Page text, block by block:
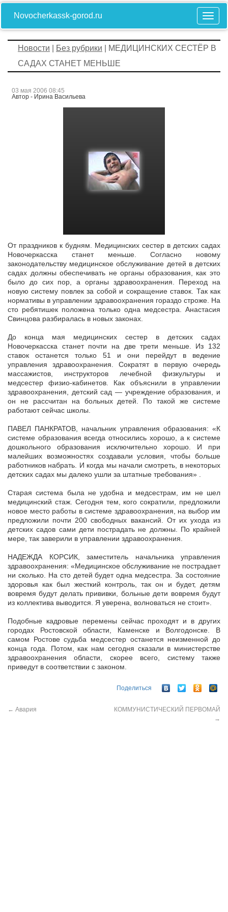
Novocherkassk-gorod.ru
Новости Без рубрики | МЕДИЦИНСКИХ СЕСТЁР В
САДАХ СТАНЕТ МЕНЬШЕ
03 мая 2006 08:45
Автор - Ирина Васильева
От праздников к будням. Медицинских сестер в детских садах
Новочеркасска станет меньше. Согласно новому
законодательству медицинское обслуживание детей в детских
садах должны обеспечивать не органы образования, как это
было до сих пор, а органы здравоохранения. Переход на
новую систему повлек за собой и сокращение ставок. Так как
нормативы в управлении здравоохранения гораздо строже. На
сто ребятишек положена только одна медсестра. Анастасия
Свинцова разбиралась в новых законах.
До конца мая медицинских сестер в детских садах
Новочеркасска станет почти на две трети меньше. Из 132
ставок останется только 51 и они перейдут в ведение
управления здравоохранения. Сократят в первую очередь
массажистов, инструкторов лечебной физкультуры и
медсестер физио-кабинетов. Как объяснили в управлении
здравоохранения, детский сад — учреждение образования, и
он не рассчитан на больных детей. По такой же системе
работают сейчас школы.
ПАВЕЛ ПАНКРАТОВ, начальник управления образования: «К
системе образования всегда относились хорошо, а к системе
дошкольного образования исключительно хорошо. И при
малейших возможностях создавали условия, чтобы больше
работников набрать. И когда мы начали смотреть, в некоторых
детских садах мы далеко ушли за штатные требования» .
Старая система была не удобна и медсестрам, им не шел
медицинский стаж. Сегодня тем, кого сократили, предложили
новое место работы в системе здравоохранения, на выбор им
предложили почти 200 свободных вакансий. От их ухода из
детских садов сами дети пострадать не должны. По крайней
мере, так заверили в управлении здравоохранения.
НАДЕЖДА КОРСИК, заместитель начальника управления
здравоохранения: «Медицинское обслуживание не пострадает
ни сколько. На сто детей будет одна медсестра. За состояние
здоровья как был жесткий контроль, так он и будет, детям
вовремя будут делать прививки, больные дети вовремя будут
из коллектива выводится. Я уверена, волноваться не стоит».
Подобные кадровые перемены сейчас проходят и в других
городах Ростовской области, Каменске и Волгодонске. В
самом Ростове судьба медсестер останется неизменной до
конца года. Потом, как нам сегодня сказали в министерстве
здравоохранения области, скорее всего, систему также
приведут в соответствии с законом.
Поделиться
← Авария
КОММУНИСТИЧЕСКИЙ ПЕРВОМАЙ
→